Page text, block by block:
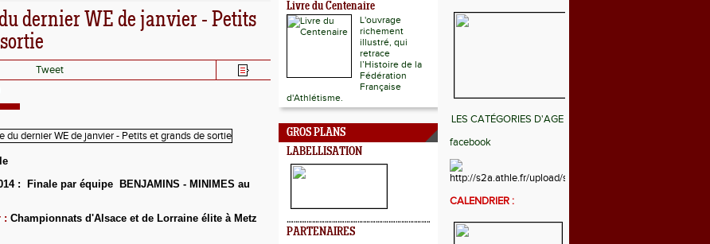
dernier WE de janvier - Petits
Tweet
: Finale par équipe
BENJAMINS - MINIMES au
: Championnats d'Alsace et de Lorraine élite à Metz
Livre du Centenaire
L'ouvrage
richement
illustré, qui
retrace
l’Histoire de la
Fédération
Française
d'Athlétisme.
GROS PLANS
LABELLISATION
PARTENAIRES
LES CATÉGORIES D'AGE
facebook
CALENDRIER :